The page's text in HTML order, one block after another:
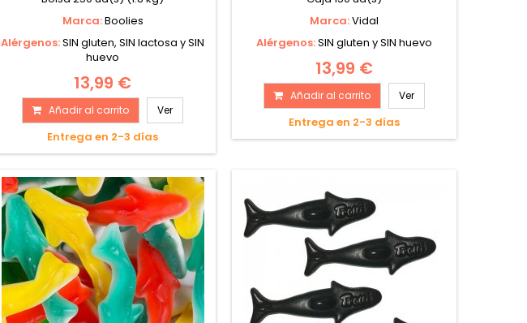
Marca:Boolies
Alérgenos:SIN gluten, SIN lactosa y SIN
huevo
13,99 €
Añadir al carrito Ver
Entrega en 2-3 días
Marca:Vidal
Alérgenos:SIN gluten y SIN huevo
13,99 €
Añadir al carrito Ver
Entrega en 2-3 días